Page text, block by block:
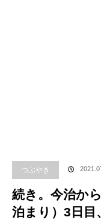
つぶやき
続き。今治か
泊まり）3日目